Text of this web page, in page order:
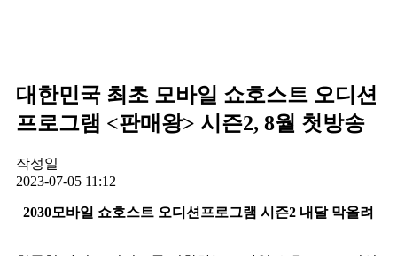
대한민국 최초 모바일 쇼호스트 오디션
프로그램 <판매왕> 시즌2, 8월 첫방송
작성일
2023-07-05 11:12
2030모바일 쇼호스트 오디션프로그램 시즌2 내달 막올려